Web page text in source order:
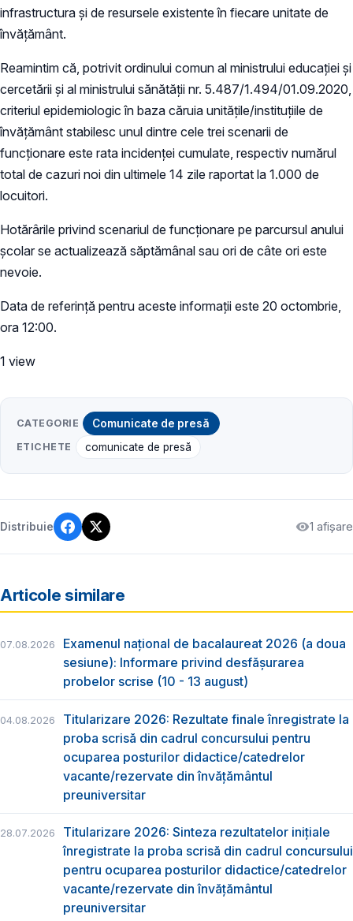
infrastructura și de resursele existente în fiecare unitate de
învățământ.
Reamintim că, potrivit ordinului comun al ministrului educației și
cercetării și al ministrului sănătății nr. 5.487/1.494/01.09.2020,
criteriul epidemiologic în baza căruia unitățile/instituțiile de
învățământ stabilesc unul dintre cele trei scenarii de
funcționare este rata incidenței cumulate, respectiv numărul
total de cazuri noi din ultimele 14 zile raportat la 1.000 de
locuitori.
Hotărârile privind scenariul de funcționare pe parcursul anului
școlar se actualizează săptămânal sau ori de câte ori este
nevoie.
Data de referință pentru aceste informații este 20 octombrie,
ora 12:00.
1 view
CATEGORIE Comunicate de presă
ETICHETE comunicate de presă
Distribuie 1 afișare
Articole similare
07.08.2026
Examenul național de bacalaureat 2026 (a doua
sesiune): Informare privind desfășurarea
probelor scrise (10 - 13 august)
04.08.2026
Titularizare 2026: Rezultate finale înregistrate la
proba scrisă din cadrul concursului pentru
ocuparea posturilor didactice/catedrelor
vacante/rezervate din învăţământul
preuniversitar
28.07.2026
Titularizare 2026: Sinteza rezultatelor inițiale
înregistrate la proba scrisă din cadrul concursului
pentru ocuparea posturilor didactice/catedrelor
vacante/rezervate din învăţământul
preuniversitar